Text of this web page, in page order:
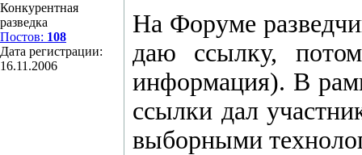
Конкурентная
разведка
Постов: 108
Дата регистрации:
16.11.2006
На Форуме
даю ссылку,
информация). В
ссылки дал
выборными